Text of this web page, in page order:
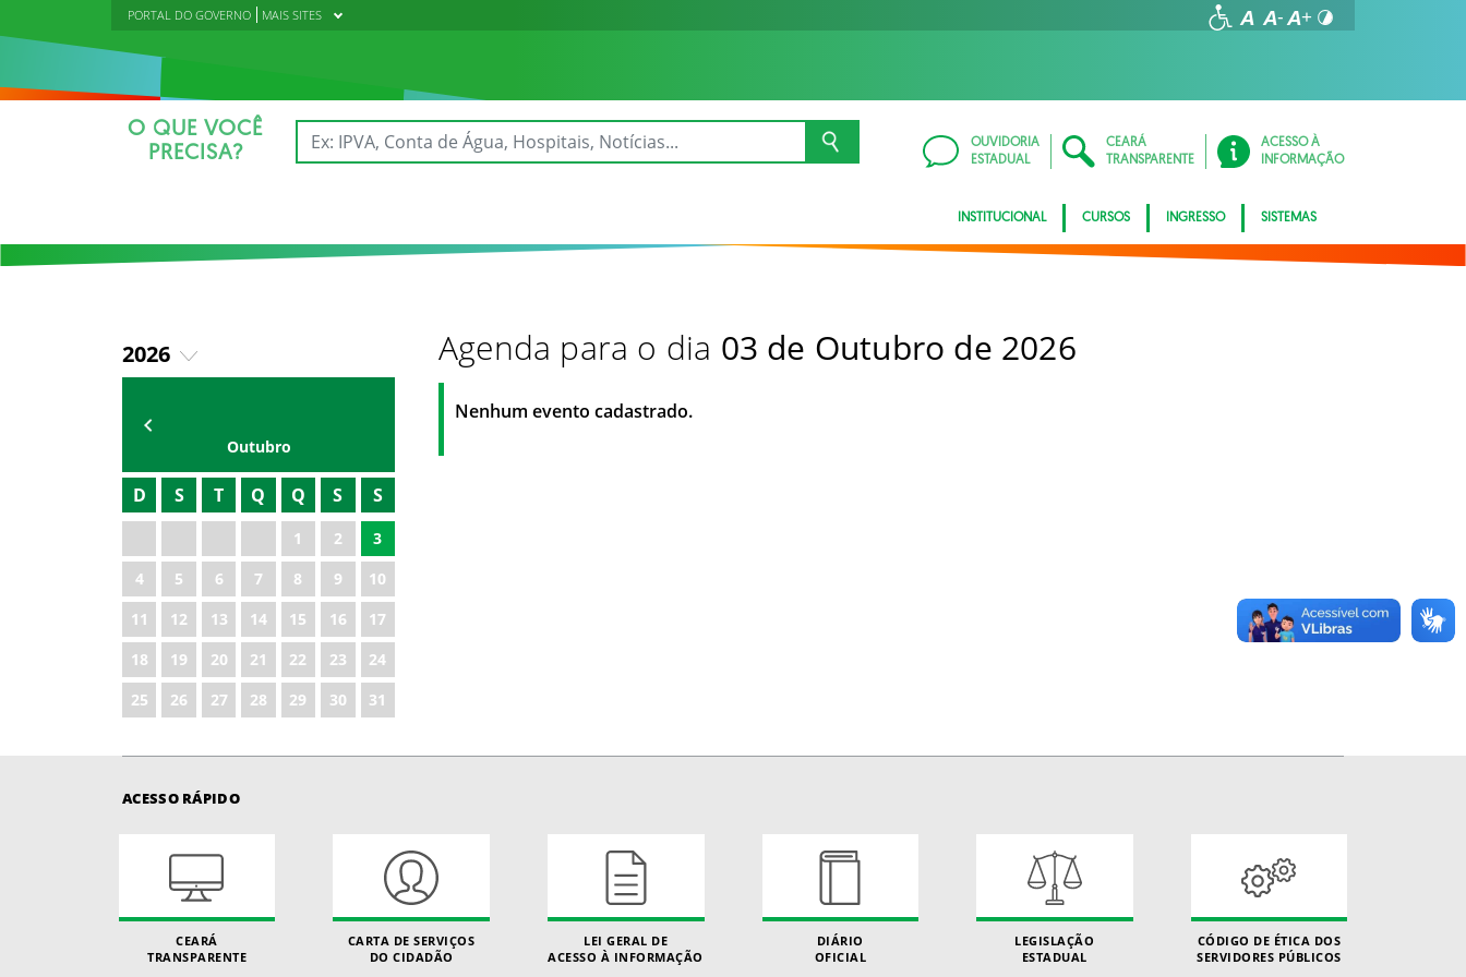
PORTAL DO GOVERNO MAIS SITES
O QUE VOCÊ
PRECISA?
OUVIDORIA
ESTADUAL
CEARÁ
TRANSPARENTE
ACESSO À
INFORMAÇÃO
INSTITUCIONAL CURSOS INGRESSO SISTEMAS
2026
2021
2022
2023
2024
2025
Outubro
D S T Q Q S S
1 2
3
4
5 6 7 8 9
10
11
12 13 14 15 16
17
18
19 20 21 22 23
24
25
26 27 28 29 30 31
Agenda para o dia 03 de Outubro de 2026
Nenhum evento cadastrado.
ACESSO RÁPIDO
CEARÁ
TRANSPARENTE
CARTA DE SERVIÇOS
DO CIDADÃO
LEI GERAL DE
ACESSO À INFORMAÇÃO
DIÁRIO
OFICIAL
LEGISLAÇÃO
ESTADUAL
CÓDIGO DE ÉTICA DOS
SERVIDORES PÚBLICOS